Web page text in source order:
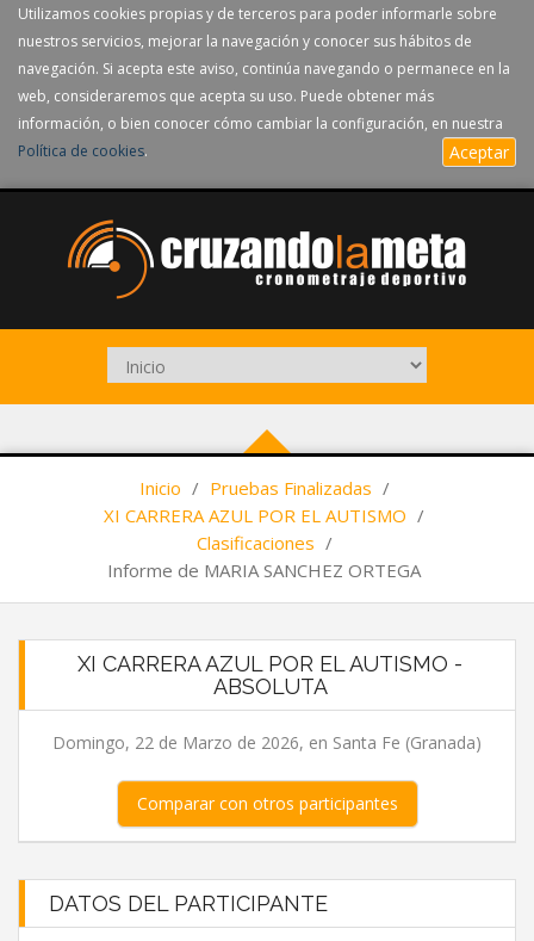
Utilizamos cookies propias y de terceros para poder informarle sobre
nuestros servicios, mejorar la navegación y conocer sus hábitos de
navegación. Si acepta este aviso, continúa navegando o permanece en la
web, consideraremos que acepta su uso. Puede obtener más
información, o bien conocer cómo cambiar la configuración, en nuestra
Política de cookies. Aceptar
Inicio / Pruebas Finalizadas /
XI CARRERA AZUL POR EL AUTISMO /
Clasificaciones /
Informe de MARIA SANCHEZ ORTEGA
XI CARRERA AZUL POR EL AUTISMO -
ABSOLUTA
Domingo, 22 de Marzo de 2026, en Santa Fe (Granada)
Comparar con otros participantes
DATOS DEL PARTICIPANTE